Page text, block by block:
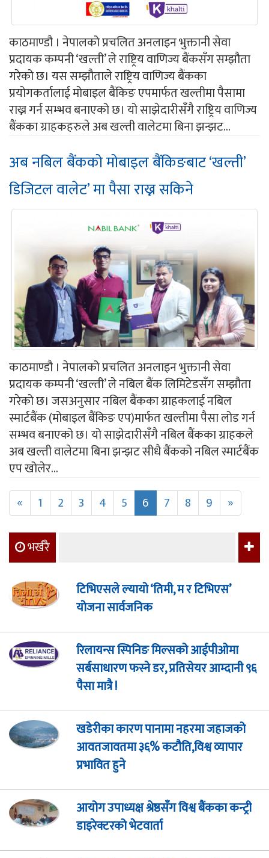
काठमाण्डौ । नेपालको प्रचलित अनलाइन भुक्तानी सेवा
प्रदायक कम्पनी ‘खल्ती’ ले राष्ट्रिय वाणिज्य बैंकसँग सम्झौता
गरेको छ। यस सम्झौताले राष्ट्रिय वाणिज्य बैंकका
प्रयोगकर्तालाई मोबाइल बैंकिङ एपमार्फत खल्तीमा पैसामा
राख्न गर्न सम्भव बनाएको छ। यो साझेदारीसँगै राष्ट्रिय वाणिज्य
बैंकका ग्राहकहरुले अब खल्ती वालेटमा बिना झन्झट...
अब नबिल बैंकको मोबाइल बैंकिङबाट ‘खल्ती’
डिजिटल वालेट’ मा पैसा राख्न सकिने
काठमाण्डौ । नेपालको प्रचलित अनलाइन भुक्तानी सेवा
प्रदायक कम्पनी ‘खल्ती’ ले नबिल बैंक लिमिटेडसँग सम्झौता
गरेको छ। जसअनुसार नबिल बैंकका ग्राहकलाई नबिल
स्मार्टबैंक (मोबाइल बैंकिङ एप)मार्फत खल्तीमा पैसा लोड गर्न
सम्भव बनाएको छ। यो साझेदारीसँगै नबिल बैंकका ग्राहकले
अब खल्ती वालेटमा बिना झन्झट सीधै बैंकको नबिल स्मार्टबैंक
एप खोलेर...
«
1 2 3 4 5 6 7 8 9 »
भर्खरै
टिभिएसले ल्यायो ‘तिमी, म र टिभिएस’
योजना सार्वजनिक
रिलायन्स स्पिनिङ मिल्सको आईपीओमा
सर्बसाधारण फस्ने डर, प्रतिसेयर आम्दानी ९६
पैसा मात्रै !
खडेरीका कारण पानामा नहरमा जहाजको
आवतजावतमा ३६% कटौति,विश्व व्यापार
प्रभावित हुने
आयोग उपाध्यक्ष श्रेष्ठसँग विश्व बैंकका कन्ट्री
डाइरेक्टरको भेटवार्ता